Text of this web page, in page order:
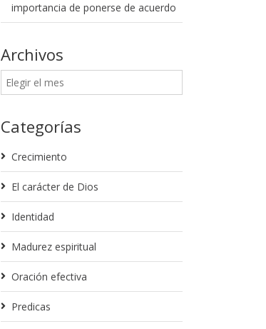
importancia de ponerse de acuerdo
Archivos
Categorías
Crecimiento
El carácter de Dios
Identidad
Madurez espiritual
Oración efectiva
Predicas